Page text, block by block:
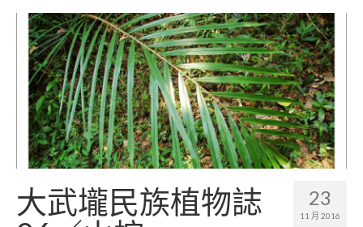
小林村故事多
五里埔
日光小林
小愛小林
媒體上的小林
語言傳承
23
11 月 2016
大武壠民族植物誌